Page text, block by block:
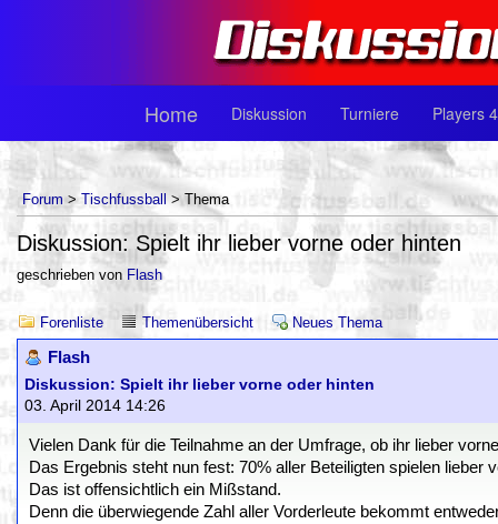
Home Diskussion Turniere Players
Forum > Tischfussball > Thema
Diskussion: Spielt ihr lieber vorne oder hinten
geschrieben von Flash
Forenliste Themenübersicht Neues Thema
Flash
Diskussion: Spielt ihr lieber vorne oder hinten
03. April 2014 14:26
Vielen Dank für die Teilnahme an der Umfrage, ob ihr lieber
Das Ergebnis steht nun fest: 70% aller Beteiligten spielen lieber
Das ist offensichtlich ein Mißstand.
Denn die überwiegende Zahl aller Vorderleute bekommt